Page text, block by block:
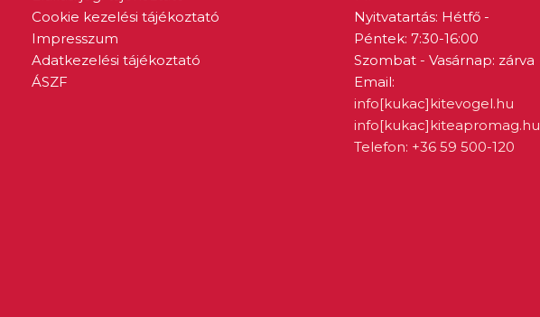
Cookie kezelési tájékoztató
Impresszum
Adatkezelési tájékoztató
ÁSZF
Nyitvatartás: Hétfő -
Péntek: 7:30-16:00
Szombat - Vasárnap: zárva
Email:
info[kukac]kitevogel.hu
info[kukac]kiteapromag.hu
Telefon: +36 59 500-120